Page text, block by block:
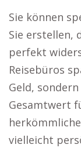
Sie können
Sie erstellen,
perfekt
Reisebüros
Geld,
Gesamtwert
vielleicht